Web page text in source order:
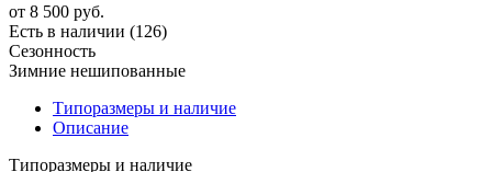
от 8 500 руб.
Есть в наличии (126)
Сезонность
Зимние нешипованные
Типоразмеры и наличие
Описание
Типоразмеры и наличие